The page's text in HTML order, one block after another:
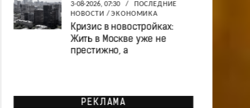
3-08-2026, 07:30 /
ПОСЛЕДНИЕ
НОВОСТИ /ЭКОНОМИКА
Кризис в новостройках:
Жить в Москве уже не
престижно, а
РЕКЛАМА